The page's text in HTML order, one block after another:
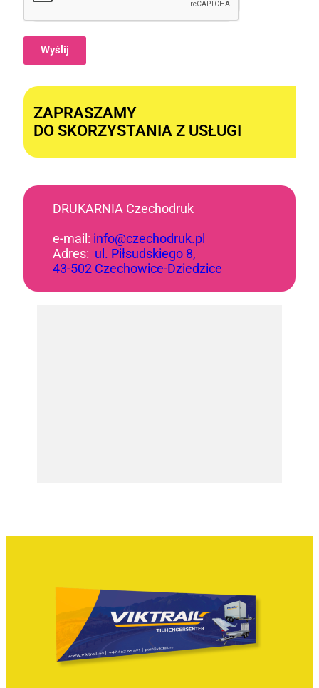
Wyślij
ZAPRASZAMY
DO SKORZYSTANIA Z USŁUGI
DRUKARNIA Czechodruk
e-mail: info@czechodruk.pl
Adres: ul. Piłsudskiego 8,
43-502 Czechowice-Dziedzice